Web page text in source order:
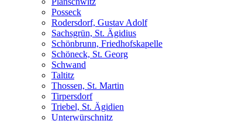
Posseck
Rodersdorf, Gustav Adolf
Sachsgrün, St. Ägidius
Schönbrunn, Friedhofskapelle
Schöneck, St. Georg
Schwand
Taltitz
Thossen, St. Martin
Tirpersdorf
Triebel, St. Ägidien
Unterwürschnitz